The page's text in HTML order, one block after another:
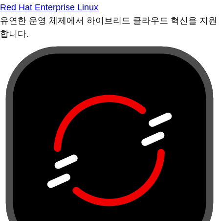
Red Hat Enterprise Linux
유연한 운영 체제에서 하이브리드 클라우드 혁신을 지원
합니다.